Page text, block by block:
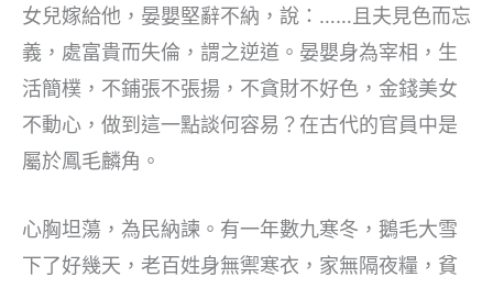
女兒嫁給他，晏嬰堅辭不納，說：……且夫見色而忘
義，處富貴而失倫，謂之逆道。晏嬰身為宰相，生
活簡樸，不鋪張不張揚，不貪財不好色，金錢美女
不動心，做到這一點談何容易？在古代的官員中是
屬於鳳毛麟角。
心胸坦蕩，為民納諫。有一年數九寒冬，鵝毛大雪
下了好幾天，老百姓身無禦寒衣，家無隔夜糧，貧